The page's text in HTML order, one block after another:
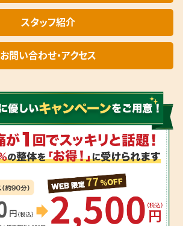
スタッフ紹介
お問い合わせ・アクセス